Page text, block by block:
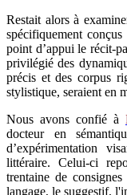
Restait alors à
spécifiquement
point d’appui le récit-
privilégié des
précis et des corpus
stylistique, seraient en
Nous avons confié à
docteur en
d’expérimentation
littéraire. Celui-ci
trentaine de
langage, le suggestif,